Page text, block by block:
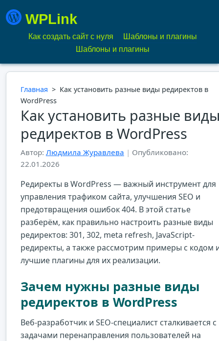
WPLink
Как создать сайт с нуля
Шаблоны и плагины
Шаблоны и плагины
Главная > Как установить разные виды редиректов в
WordPress
Как установить разные
редиректов в WordPress
Автор: Людмила Журавлева | Опубликовано:
22.01.2026
Редиректы в WordPress — важный инструмент для
управления трафиком сайта, улучшения SEO и
предотвращения ошибок 404. В этой статье
разберём, как правильно настроить разные виды
редиректов: 301, 302, meta refresh, JavaScript-
редиректы, а также рассмотрим примеры с кодом
лучшие плагины для их реализации.
Зачем нужны разные виды
редиректов в WordPress
Веб-разработчик и SEO-специалист сталкивается с
задачами перенаправления пользователей на